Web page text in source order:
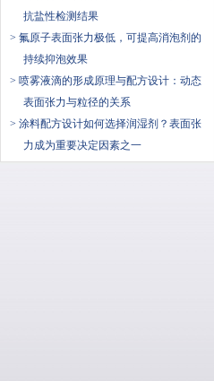
抗盐性检测结果
> 氟原子表面张力极低，可提高消泡剂的
持续抑泡效果
> 喷雾液滴的形成原理与配方设计：动态
表面张力与粒径的关系
> 涂料配方设计如何选择润湿剂？表面张
力成为重要决定因素之一